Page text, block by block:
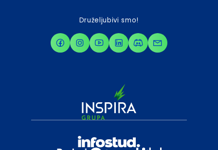
Druželjubivi smo!